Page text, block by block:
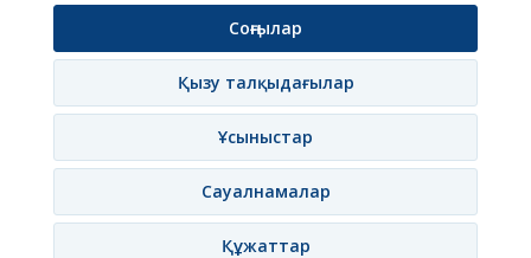
Соңғылар
Қызу талқыдағылар
Ұсыныстар
Сауалнамалар
Құжаттар